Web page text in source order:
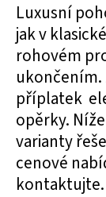
Luxusní
jak v
rohovém
příplatek
opěrky.
varianty
cenové
kontaktujte.